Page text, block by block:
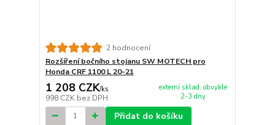
2 hodnocení
Rozšíření bočního stojanu SW MOTECH pro
Honda CRF 1100 L 20-21
1 208 CZK/ks
998 CZK bez DPH
externí sklad, obvykle
2-3 dny
Přidat do košíku